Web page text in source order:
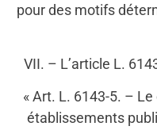
pour des motifs
VII. – L’article L.
« Art. L. 6143-5. –
établissements